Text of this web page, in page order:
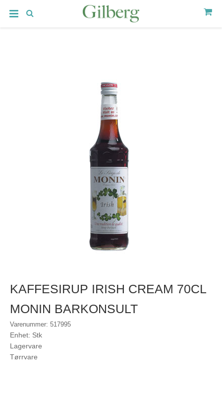
KAFFESIRUP IRISH CREAM 70CL
MONIN BARKONSULT
Varenummer: 517995
Enhet: Stk
Lagervare
Tørrvare